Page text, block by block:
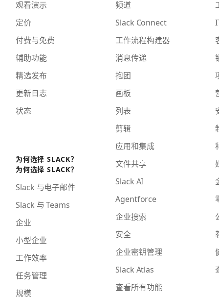
观看演示
定价
付费与免费
辅助功能
精选发布
更新日志
状态
为何选择 SLACK？
为何选择 SLACK？
Slack 与电子邮件
Slack 与 Teams
企业
小型企业
工作效率
任务管理
规模
频道
Slack Connect
工作流程构建器
消息传递
抱团
画板
列表
剪辑
应用和集成
文件共享
Slack AI
Agentforce
企业搜索
安全
企业密钥管理
Slack Atlas
查看所有功能